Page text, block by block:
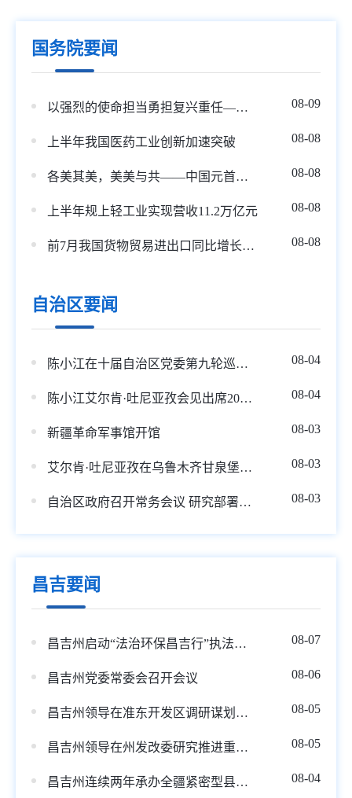
国务院要闻
以强烈的使命担当勇担复兴重任——习近平党建思想理论品格系列述评之四 08-09
上半年我国医药工业创新加速突破 08-08
各美其美，美美与共——中国元首外交的世界情怀与大国气派 08-08
上半年规上轻工业实现营收11.2万亿元 08-08
前7月我国货物贸易进出口同比增长17.3% 08-08
自治区要闻
陈小江在十届自治区党委第九轮巡视集中反馈会暨第十轮巡视动员部署会上强调 不断提高巡视的震慑力穿透力推动力 为建设社会主义现代化新疆提供坚强政治保障 08-04
陈小江艾尔肯·吐尼亚孜会见出席2026年反恐国际研讨会中外嘉宾 08-04
新疆革命军事馆开馆 08-03
艾尔肯·吐尼亚孜在乌鲁木齐甘泉堡经开区调研 08-03
自治区政府召开常务会议 研究部署重点领域安全生产“打非治违”工作等 08-03
昌吉要闻
昌吉州启动“法治环保昌吉行”执法检查 推动大气污染治理 助力美丽蓝天建设 08-07
昌吉州党委常委会召开会议 08-06
昌吉州领导在准东开发区调研谋划重点项目 08-05
昌吉州领导在州发改委研究推进重点项目谋划建设工作 08-05
昌吉州连续两年承办全疆紧密型县域医共体高质量发展培训班 08-04